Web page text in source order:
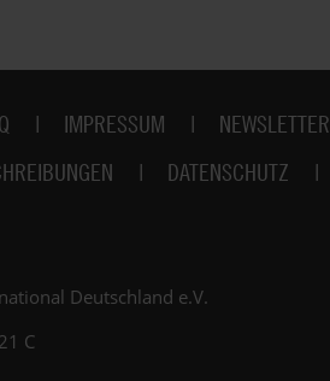
IMPRESSUM NEWSLETTER
DATENSCHUTZ
Deutschland e.V.
C